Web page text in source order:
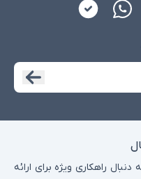
راهکاری ویژه برای ارائه